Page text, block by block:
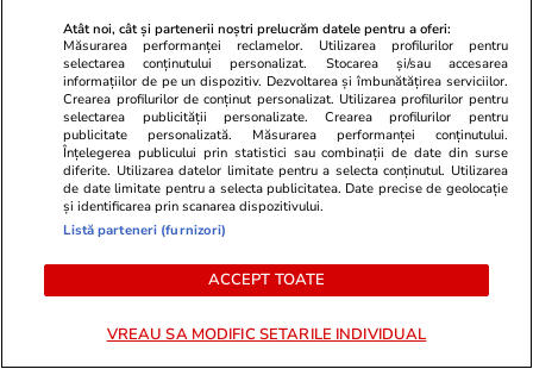
Cum se scrie corect: bineînțeles
sau bine înțeles
Bani și Afaceri 03 aug.
Cine poate retrage banii din
contul unei persoane decedate
Atât noi, cât și partenerii noștri prelucrăm datele pentru a oferi:
Măsurarea performanței reclamelor. Utilizarea profilurilor pentru
selectarea conținutului personalizat. Stocarea și/sau accesarea
informațiilor de pe un dispozitiv. Dezvoltarea și îmbunătățirea serviciilor.
Crearea profilurilor de conținut personalizat. Utilizarea profilurilor pentru
selectarea publicității personalizate. Crearea profilurilor pentru
publicitate personalizată. Măsurarea performanței conținutului.
Înțelegerea publicului prin statistici sau combinații de date din surse
diferite. Utilizarea datelor limitate pentru a selecta conținutul. Utilizarea
de date limitate pentru a selecta publicitatea. Date precise de geolocație
și identificarea prin scanarea dispozitivului.
Listă parteneri (furnizori)
ACCEPT TOATE
VREAU SA MODIFIC SETARILE INDIVIDUAL